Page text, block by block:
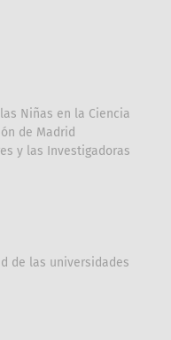
Niñas en la Ciencia
de Madrid
y las Investigadoras
de las universidades